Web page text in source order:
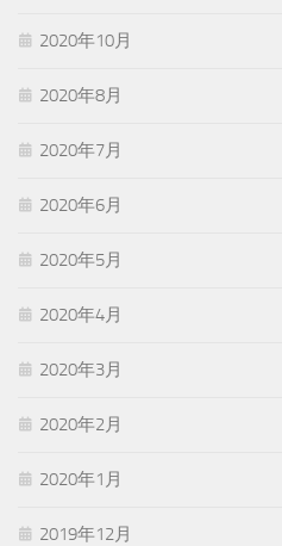
2020年10月
2020年8月
2020年7月
2020年6月
2020年5月
2020年4月
2020年3月
2020年2月
2020年1月
2019年12月